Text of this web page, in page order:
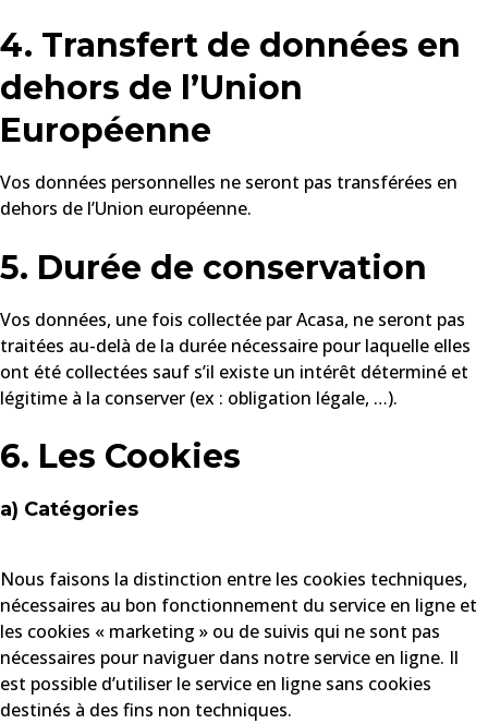
4. Transfert de données en
dehors de l’Union
Européenne
Vos données personnelles ne seront pas transférées en
dehors de l’Union européenne.
5. Durée de conservation
Vos données, une fois collectée par Acasa, ne seront pas
traitées au-delà de la durée nécessaire pour laquelle elles
ont été collectées sauf s’il existe un intérêt déterminé et
légitime à la conserver (ex : obligation légale, …).
6. Les Cookies
a) Catégories
Nous faisons la distinction entre les cookies techniques,
nécessaires au bon fonctionnement du service en ligne et
les cookies « marketing » ou de suivis qui ne sont pas
nécessaires pour naviguer dans notre service en ligne. Il
est possible d’utiliser le service en ligne sans cookies
destinés à des fins non techniques.